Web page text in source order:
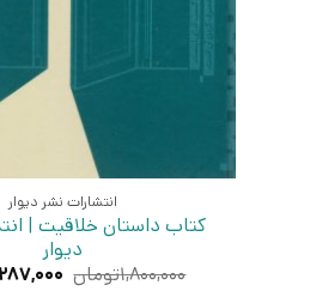
انتشارات نشر دیوار
کتاب داستان خلاقیت |
دیوار
۱,۸۰۰,۰۰۰تومان قیمت